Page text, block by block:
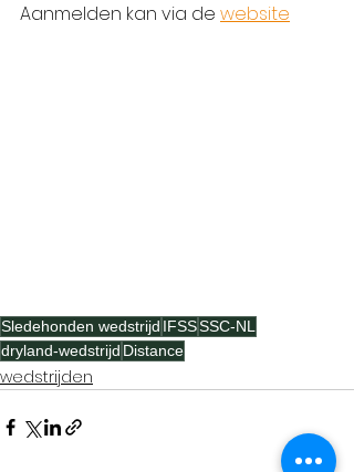
Aanmelden kan via de website
Sledehonden wedstrijd IFSSSSC-NL
dryland-wedstrijd Distance
wedstrijden